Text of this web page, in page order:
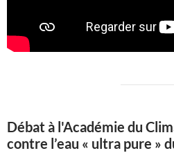
Débat à l'Académie du
contre l’eau « ultra pure »